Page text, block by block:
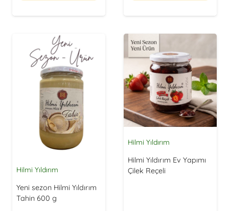
Hilmi Yıldırım
Yeni sezon Hilmi Yıldırım
Tahin 600 g
Hilmi Yıldırım
Hilmi Yıldırım Ev Yapımı
Çilek Reçeli